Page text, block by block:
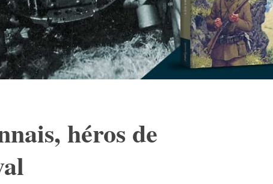
héros de